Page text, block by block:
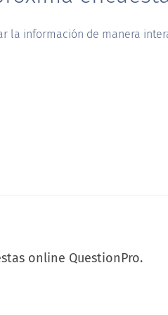
la información de manera
online QuestionPro.